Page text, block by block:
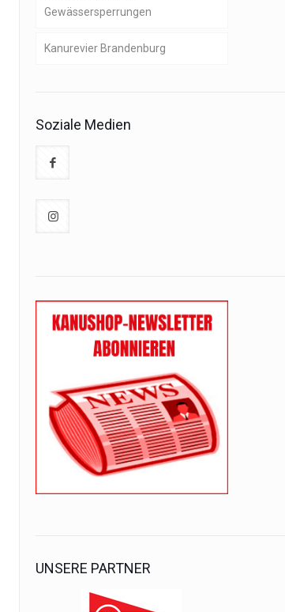
Gebietsreferenten und
Gewässersperrungen
Kanurevier Brandenburg
Umwelt und Gewässer
Soziale Medien
UNSERE PARTNER